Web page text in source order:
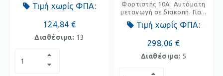
Τιμή χωρίς ΦΠΑ:
124,84 €
Διαθέσιμα: 13
Φορτιστής 10A. Αυτόματη
μεταγωγή σε διακοπή. Για...
Τιμή χωρίς ΦΠΑ:
298,06 €
Διαθέσιμα: 5